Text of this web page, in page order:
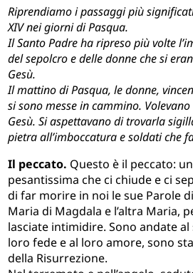
Riprendiamo i passaggi più
XIV nei giorni di Pasqua.
Il Santo Padre ha ripreso più volte
del sepolcro e delle donne che si
Gesù.
Il mattino di Pasqua, le donne,
si sono messe in cammino.
Gesù. Si aspettavano di trovarla
pietra all’imboccatura e soldati che
Il peccato. Questo è il peccato:
pesantissima che ci chiude e ci
di far morire in noi le sue Parole
Maria di Magdala e l’altra Maria,
lasciate intimidire. Sono andate
loro fede e al loro amore, sono
della Risurrezione.